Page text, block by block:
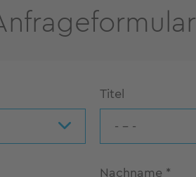
Titel
- - -
Nachname *